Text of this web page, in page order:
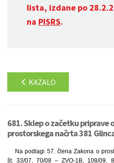
lista, izdane po
na PISRS.
KAZALO
681. Sklep o začetku priprave
prostorskega načrta 381
Na podlagi 57. člena Zakona o
št. 33/07, 70/08 – ZVO-1B, 108/09,